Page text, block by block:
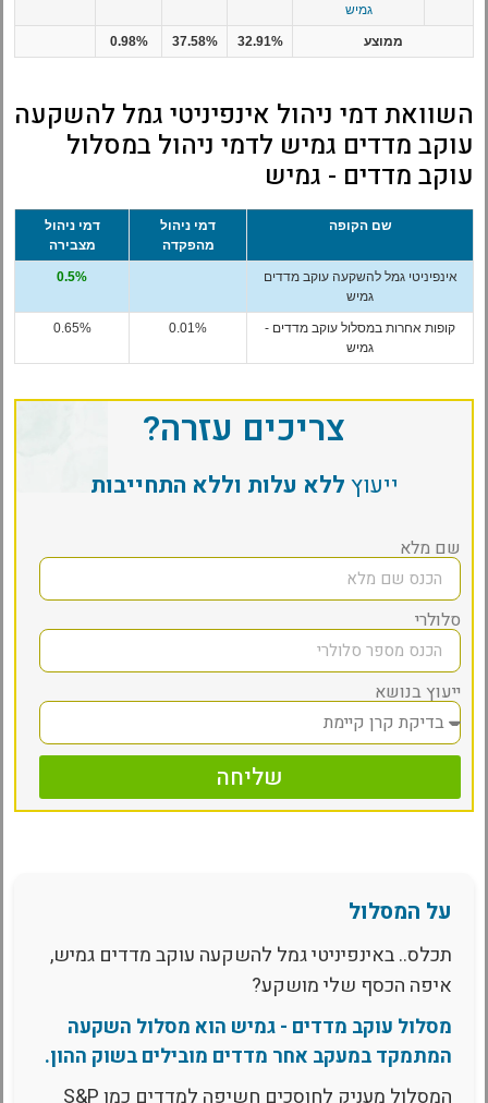
גמיש
ממוצע 32.91%
37.58%
0.98%
השוואת דמי ניהול אינפיניטי גמל להשקעה
עוקב מדדים גמיש לדמי ניהול במסלול
עוקב מדדים - גמיש
שם הקופה
דמי ניהול
מהפקדה
דמי ניהול
מצבירה
אינפיניטי גמל להשקעה עוקב מדדים
גמיש
0.5%
קופות אחרות במסלול עוקב מדדים -
גמיש
0.01%
0.65%
צריכים עזרה?
ייעוץללא עלות וללא התחייבות
שם מלא
סלולרי
ייעוץ בנושא
שליחה
על המסלול
תכלס.. באינפיניטי גמל להשקעה עוקב מדדים גמיש,
איפה הכסף שלי מושקע?
מסלול עוקב מדדים - גמיש הוא מסלול השקעה
המתמקד במעקב אחר מדדים מובילים בשוק ההון.